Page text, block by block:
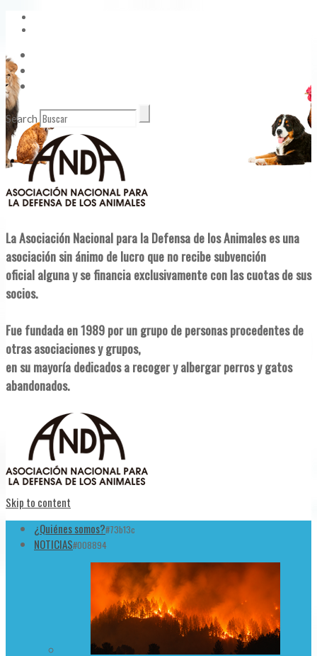
Search
La Asociación Nacional para la Defensa de los Animales es una
asociación sin ánimo de lucro que no recibe subvención
oficial alguna y se financia exclusivamente con las cuotas de sus
socios.
Fue fundada en 1989 por un grupo de personas procedentes de
otras asociaciones y grupos,
en su mayoría dedicados a recoger y albergar perros y gatos
abandonados.
Skip to content
¿Quiénes somos?#73b13c
NOTICIAS#008894